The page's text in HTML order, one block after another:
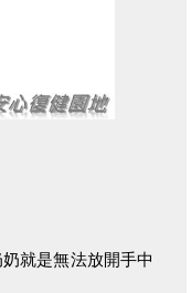
就是無法放開手中